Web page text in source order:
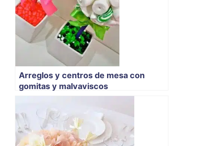
Arreglos y centros de mesa con
gomitas y malvaviscos